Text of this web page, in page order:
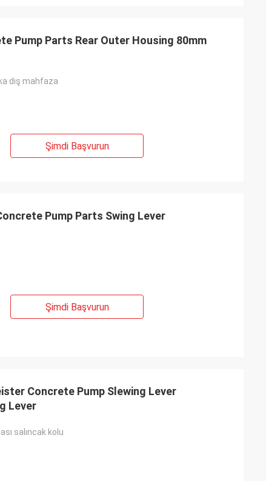
Pump Parts Rear Outer Housing 80mm
dış mahfaza
Şimdi Başvurun
Pump Parts Swing Lever
Şimdi Başvurun
Concrete Pump Slewing Lever
Lever
salıncak kolu